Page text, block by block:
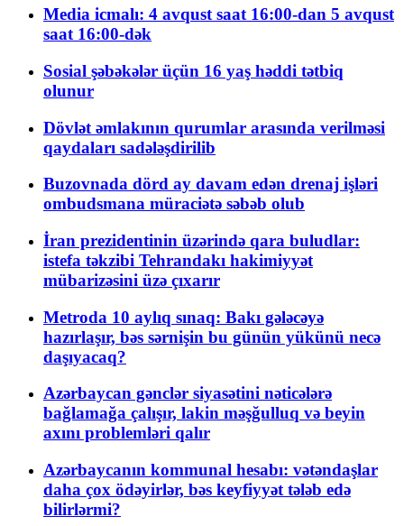
Media icmalı: 4 avqust saat 16:00-dan 5 avqust
saat 16:00-dək
Sosial şəbəkələr üçün 16 yaş həddi tətbiq
olunur
Dövlət əmlakının qurumlar arasında verilməsi
qaydaları sadələşdirilib
Buzovnada dörd ay davam edən drenaj işləri
ombudsmana müraciətə səbəb olub
İran prezidentinin üzərində qara buludlar:
istefa təkzibi Tehrandakı hakimiyyət
mübarizəsini üzə çıxarır
Metroda 10 aylıq sınaq: Bakı gələcəyə
hazırlaşır, bəs sərnişin bu günün yükünü necə
daşıyacaq?
Azərbaycan gənclər siyasətini nəticələrə
bağlamağa çalışır, lakin məşğulluq və beyin
axını problemləri qalır
Azərbaycanın kommunal hesabı: vətəndaşlar
daha çox ödəyirlər, bəs keyfiyyət tələb edə
bilirlərmi?